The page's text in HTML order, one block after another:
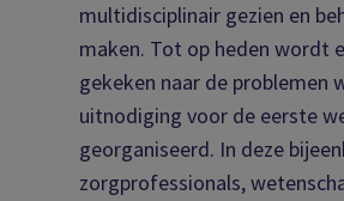
multidisciplinair gezien en
maken. Tot op heden wordt
gekeken naar de problemen
uitnodiging voor de eerste
georganiseerd. In deze
zorgprofessionals,